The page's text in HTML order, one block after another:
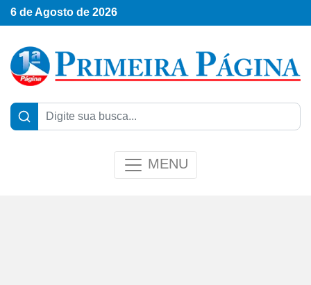
6 de Agosto de 2026
MENU